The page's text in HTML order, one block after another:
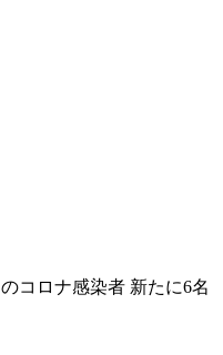
コロナ感染者 新たに6名